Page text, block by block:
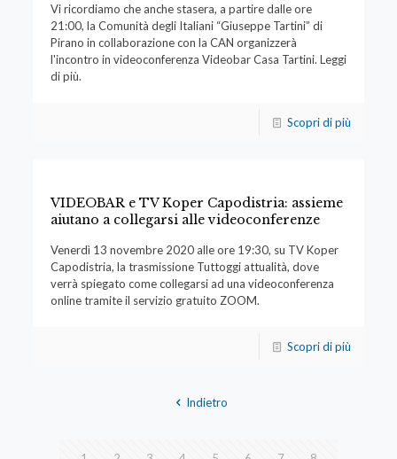
Vi ricordiamo che anche stasera, a partire dalle ore
21:00, la Comunità degli Italiani “Giuseppe Tartini” di
Pirano in collaborazione con la CAN organizzerà
l'incontro in videoconferenza Videobar Casa Tartini. Leggi
di più.
Scopri di più
VIDEOBAR e TV Koper Capodistria: assieme
aiutano a collegarsi alle videoconferenze
Venerdì 13 novembre 2020 alle ore 19:30, su TV Koper
Capodistria, la trasmissione Tuttoggi attualità, dove
verrà spiegato come collegarsi ad una videoconferenza
online tramite il servizio gratuito ZOOM.
Scopri di più
Indietro